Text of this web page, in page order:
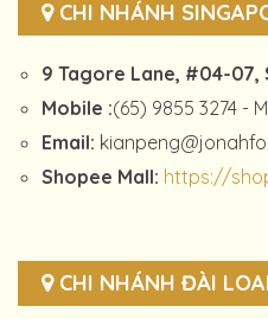
CHI NHÁNH
9 Tagore Lane, #04-07,
Mobile :(65) 9855 3274 -
Email:
Shopee Mall: https://
CHI NHÁNH ĐÀI